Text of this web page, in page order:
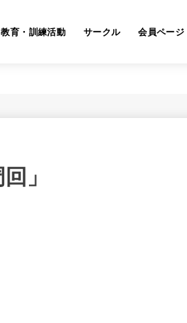
教育・訓練活動 サークル 会員ページ
」